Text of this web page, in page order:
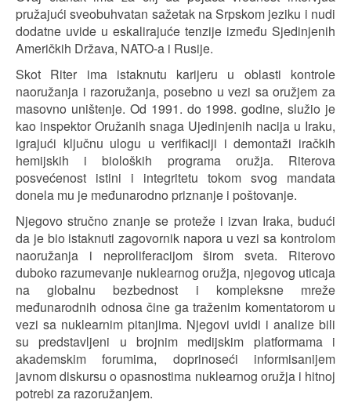
pružajući sveobuhvatan sažetak na Srpskom jeziku i nudi
dodatne uvide u eskalirajuće tenzije između Sjedinjenih
Američkih Država, NATO-a i Rusije.
Skot Riter ima istaknutu karijeru u oblasti kontrole
naoružanja i razoružanja, posebno u vezi sa oružjem za
masovno uništenje. Od 1991. do 1998. godine, služio je
kao inspektor Oružanih snaga Ujedinjenih nacija u Iraku,
igrajući ključnu ulogu u verifikaciji i demontaži iračkih
hemijskih i bioloških programa oružja. Riterova
posvećenost istini i integritetu tokom svog mandata
donela mu je međunarodno priznanje i poštovanje.
Njegovo stručno znanje se proteže i izvan Iraka, budući
da je bio istaknuti zagovornik napora u vezi sa kontrolom
naoružanja i neproliferacijom širom sveta. Riterovo
duboko razumevanje nuklearnog oružja, njegovog uticaja
na globalnu bezbednost i kompleksne mreže
međunarodnih odnosa čine ga traženim komentatorom u
vezi sa nuklearnim pitanjima. Njegovi uvidi i analize bili
su predstavljeni u brojnim medijskim platformama i
akademskim forumima, doprinoseći informisanijem
javnom diskursu o opasnostima nuklearnog oružja i hitnoj
potrebi za razoružanjem.